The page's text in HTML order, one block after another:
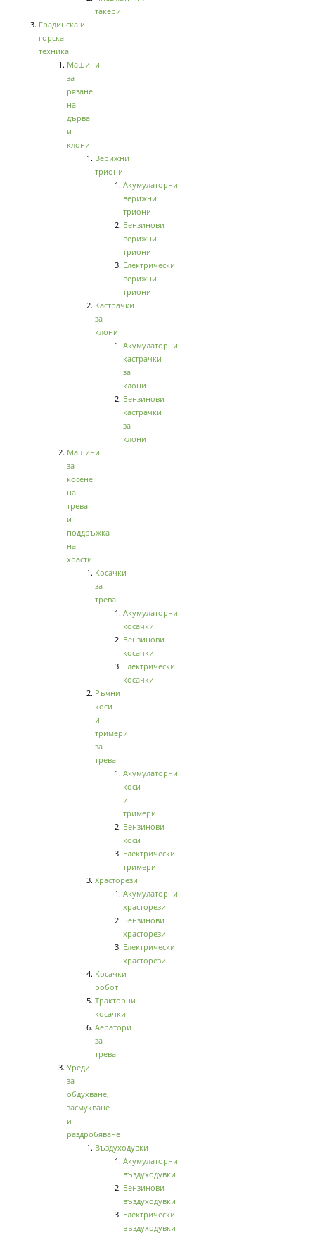
такери
Градинска и
горска
техника
Машини
за
рязане
на
дърва
и
клони
Верижни
триони
Акумулаторни
верижни
триони
Бензинови
верижни
триони
Електрически
верижни
триони
Кастрачки
за
клони
Акумулаторни
кастрачки
за
клони
Бензинови
кастрачки
за
клони
Машини
за
косене
на
трева
и
поддръжка
на
храсти
Косачки
за
трева
Акумулаторни
косачки
Бензинови
косачки
Електрически
косачки
Ръчни
коси
и
тримери
за
трева
Акумулаторни
коси
и
тримери
Бензинови
коси
Електрически
тримери
Храсторези
Акумулаторни
храсторези
Бензинови
храсторези
Електрически
храсторези
Косачки
робот
Тракторни
косачки
Аератори
за
трева
Уреди
за
обдухване,
засмукване
и
раздробяване
Въздуходувки
Акумулаторни
въздуходувки
Бензинови
въздуходувки
Електрически
въздуходувки